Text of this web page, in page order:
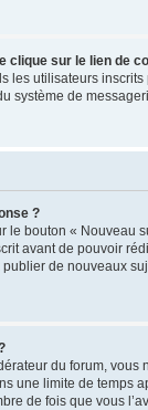
clique sur le lien de
les utilisateurs
système de
?
le bouton «
avant de pouvoir
de nouveaux
du forum,
une limite de temps
de fois que vous